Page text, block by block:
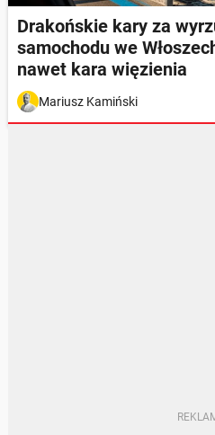
Drakońskie kary za
samochodu we
nawet kara więzienia
Mariusz Kamiński